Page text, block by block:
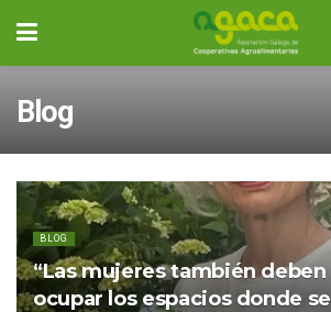
Blog
BLOG
“Las mujeres también deben
ocupar los espacios donde se